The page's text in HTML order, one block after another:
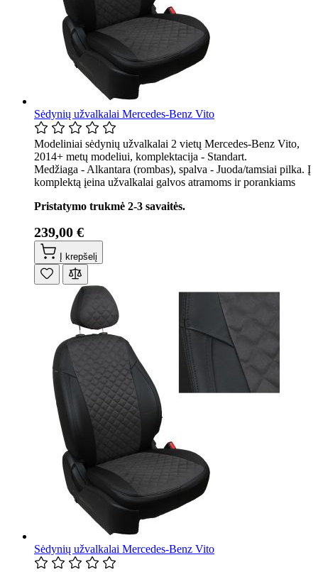
Sėdynių užvalkalai Mercedes-Benz Vito
Modeliniai sėdynių užvalkalai 2 vietų Mercedes-Benz Vito,
2014+ metų modeliui, komplektacija - Standart.
Medžiaga - Alkantara (rombas), spalva - Juoda/tamsiai pilka. Į
komplektą įeina užvalkalai galvos atramoms ir porankiams
Pristatymo trukmė 2-3 savaitės.
239,00 €
Į krepšelį
Sėdynių užvalkalai Mercedes-Benz Vito